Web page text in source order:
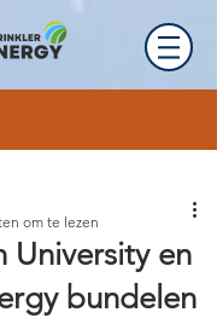
University en
bundelen
om te lezen